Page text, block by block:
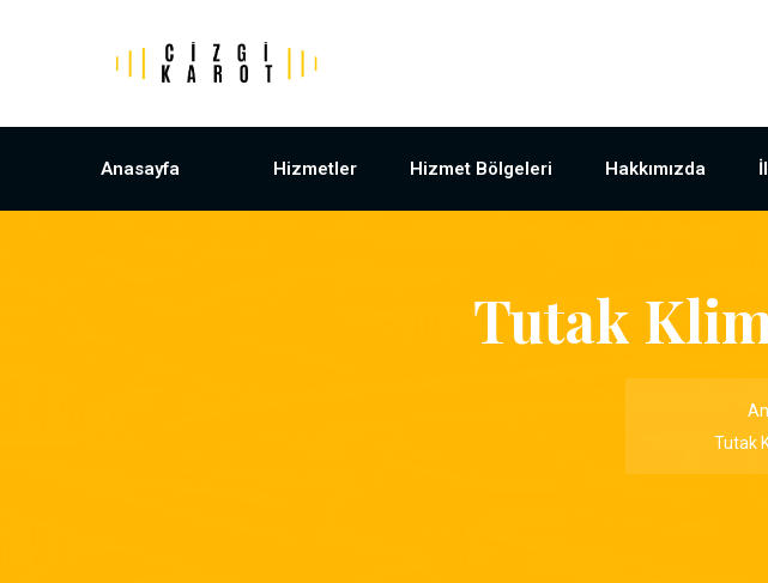
Anasayfa Hizmetler Hizmet Bölgeleri Hakkımızda
Tutak
Tutak